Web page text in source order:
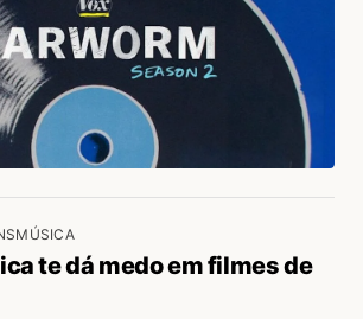
MÚSICA
te dá medo em filmes de